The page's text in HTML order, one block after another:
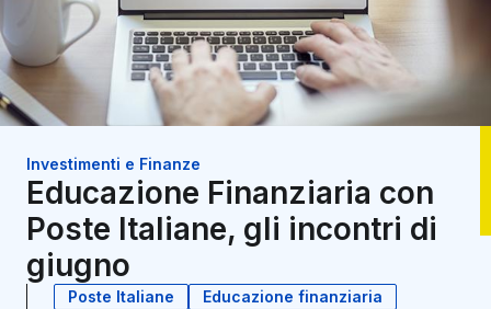
Investimenti e Finanze
Educazione Finanziaria con
Poste Italiane, gli incontri di
giugno
Poste Italiane
Educazione finanziaria